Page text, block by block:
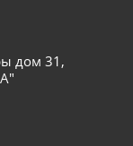
дом 31,